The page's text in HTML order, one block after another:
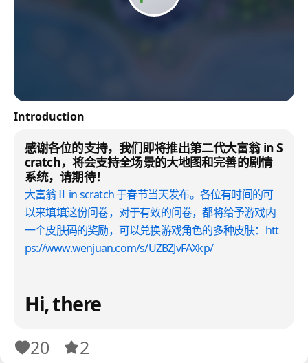
Introduction
感谢各位的支持，我们即将推出第二代大富翁 in S
cratch，将会支持全场景的大地图和完善的剧情
系统，请期待！
大富翁Ⅱ in scratch 于春节当天发布。各位有时间的可
以来填填这份问卷，对于有效的问卷，都将给予游戏内
一个皮肤码的奖励，可以兑换游戏角色的多种皮肤：htt
ps://www.wenjuan.com/s/UZBZJvFAXkp/
Hi, there
欢迎来到 大富翁 in ClipCC.
20 2